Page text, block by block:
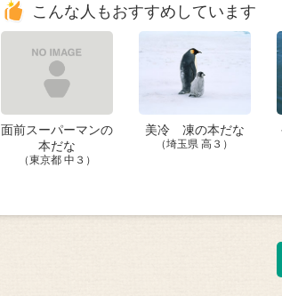
こんな人もおすすめしています
面前スーパーマンの
本だな
（東京都 中３）
美冷 凍の本だな
（埼玉県 高３）